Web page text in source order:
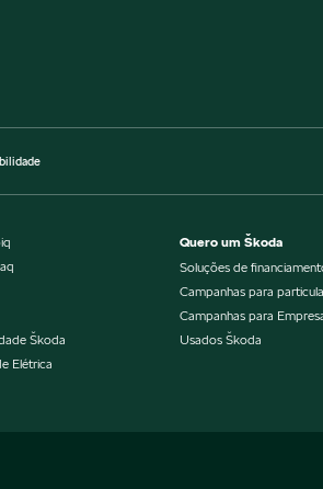
Škoda
Elétrica
Quero um Škoda
Soluções de
Campanhas para
Campanhas para
Usados Škoda